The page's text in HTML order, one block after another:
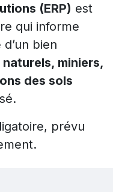
(ERP) est
qui informe
bien
miniers,
des sols
prévu